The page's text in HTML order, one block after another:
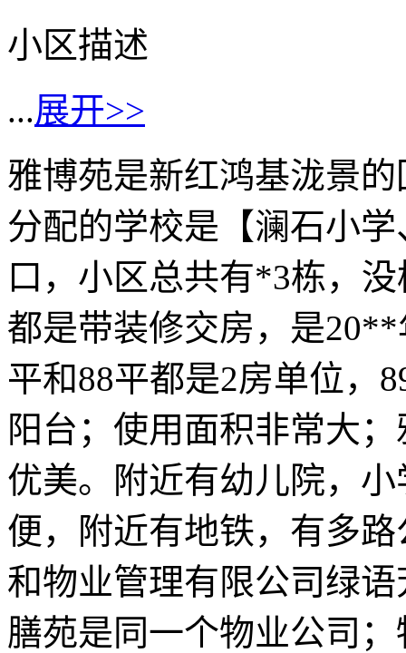
小区描述
...展开>>
雅博苑是新红鸿基泷景
分配的学校是【澜石小
口，小区总共有*3栋，
都是带装修交房，是
平和88平都是2房单位，
阳台；使用面积非常大
优美。附近有幼儿院，
便，附近有地铁，有多
和物业管理有限公司绿
膳苑是同一个物业公司